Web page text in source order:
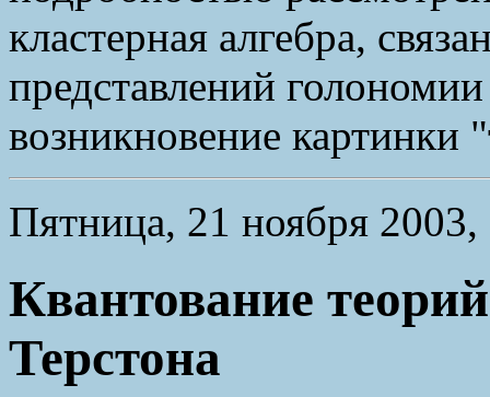
кластерная алгебра,
представлений
возникновение картинки
Пятница, 21 ноября 2003,
Квантование
Терстона